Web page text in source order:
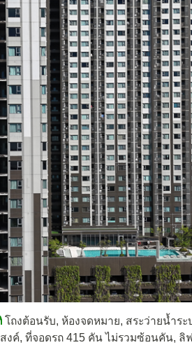
โถงต้อนรับ, ห้องจดหมาย, สระว่ายน้ำระ
งค์, ที่จอดรถ 415 คัน ไม่รวมซ้อนคัน, ลิ